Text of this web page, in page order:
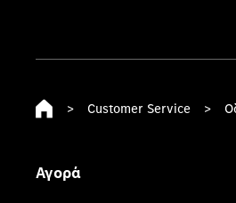
> Customer Service >
Αγορά